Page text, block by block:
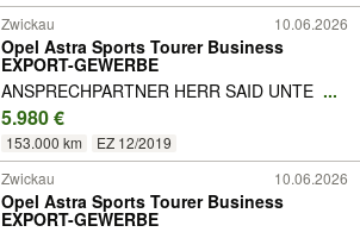
Zwickau 10.06.2026
Opel Astra Sports Tourer Business
EXPORT-GEWERBE
ANSPRECHPARTNER HERR SAID UNTE ...
5.980 €
153.000 km EZ 12/2019
Zwickau 10.06.2026
Opel Astra Sports Tourer Business
EXPORT-GEWERBE